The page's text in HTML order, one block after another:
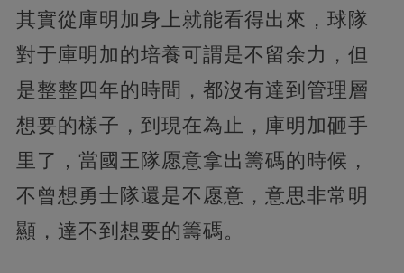
其實從庫明加身上就能看得出來，球隊
對于庫明加的培養可謂是不留余力，但
是整整四年的時間，都沒有達到管理層
想要的樣子，到現在為止，庫明加砸手
里了，當國王隊愿意拿出籌碼的時候，
不曾想勇士隊還是不愿意，意思非常明
顯，達不到想要的籌碼。